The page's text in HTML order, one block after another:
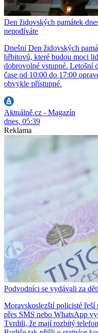
Den židovských památek
nepodíváte
Dnešní Den židovských
hřbitovů, které budou moci
dobrovolné vstupné. Letošní
čase od 10:00 do 17:00
obvykle přístupné.
Aktuálně.cz - Magazín
dnes, 05:39
Reklama
Podvodníci se vydávali za
Moravskoslezští policisté řeší
přes SMS nebo WhatsApp
Tvrdili, že mají rozbitý